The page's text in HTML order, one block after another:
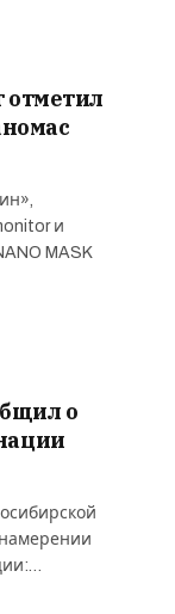
отметил
и
MASK
о